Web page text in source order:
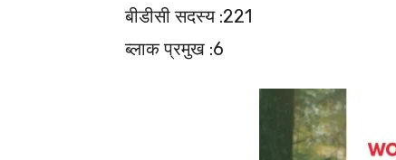
बीडीसी सदस्य :221
ब्लाक प्रमुख :6